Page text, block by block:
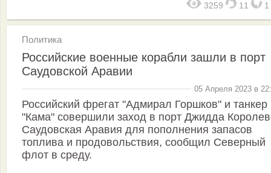
3259 11 1
Политика
Российские военные корабли зашли в порт
Саудовской Аравии
05 Апреля 2023 в
Российский фрегат "Адмирал Горшков" и танкер
"Кама" совершили заход в порт Джидда
Саудовская Аравия для пополнения запасов
топлива и продовольствия, сообщил Северный
флот в среду.